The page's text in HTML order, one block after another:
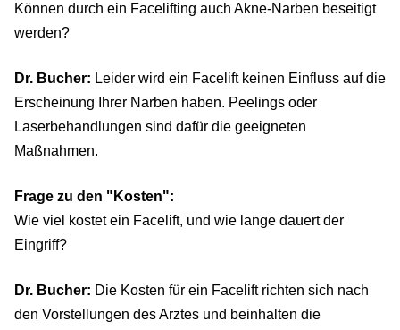
Können durch ein Facelifting auch Akne-Narben beseitigt
werden?
Dr. Bucher: Leider wird ein Facelift keinen Einfluss auf die
Erscheinung Ihrer Narben haben. Peelings oder
Laserbehandlungen sind dafür die geeigneten
Maßnahmen.
Frage zu den "Kosten":
Wie viel kostet ein Facelift, und wie lange dauert der
Eingriff?
Dr. Bucher: Die Kosten für ein Facelift richten sich nach
den Vorstellungen des Arztes und beinhalten die